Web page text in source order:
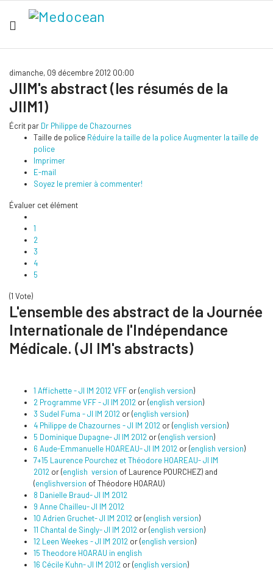
dimanche, 09 décembre 2012 00:00
JIIM's abstract (les résumés de la
JIIM1)
Écrit par Dr Philippe de Chazournes
Taille de police Réduire la taille de la policeAugmenter la taille de
police
Imprimer
E-mail
Soyez le premier à commenter!
Évaluer cet élément
1
2
3
4
5
(1 Vote)
L'ensemble des abstract de la Journée
Internationale de l'Indépendance
Médicale. (JI IM's abstracts)
1 Affichette - JI IM 2012 VFF or (english version)
2 Programme VFF - JI IM 2012 or (english version)
3 Sudel Fuma - JI IM 2012 or (english version)
4 Philippe de Chazournes - JI IM 2012 or (english version)
5 Dominique Dupagne- JI IM 2012 or (english version)
6 Aude-Emmanuelle HOAREAU- JI IM 2012 or (english version)
7+15 Laurence Pourchez et Théodore HOAREAU- JI IM
2012 or (english version of Laurence POURCHEZ) and
(englishversion of Théodore HOARAU)
8 Danielle Braud- JI IM 2012
9 Anne Chailleu- JI IM 2012
10 Adrien Gruchet- JI IM 2012 or (english version)
11 Chantal de Singly- JI IM 2012 or (english version)
12 Leen Weekes - JI IM 2012 or (english version)
15 Theodore HOARAU in english
16 Cécile Kuhn- JI IM 2012 or (english version)